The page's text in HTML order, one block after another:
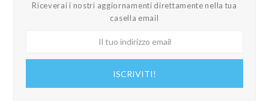
Riceverai i nostri aggiornamenti direttamente nella tua
casella email
ISCRIVITI!